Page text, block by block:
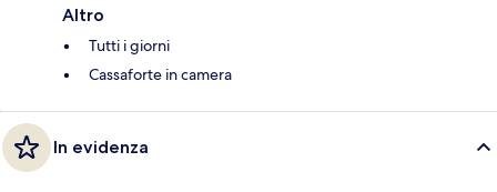
Altro
Tutti i giorni
Cassaforte in camera
In evidenza